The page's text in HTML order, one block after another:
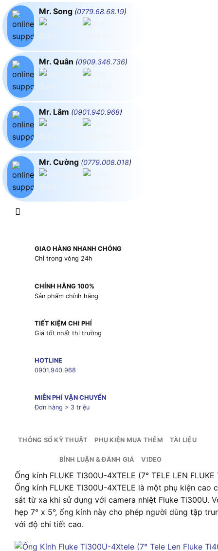
Mr. Song (0779.68.68.19)
Mr. Quân (0909.346.736)
Mr. Lâm (0901.940.968)
Mr. Cường (0779.008.018)
GIAO HÀNG NHANH CHÓNG
Chỉ trong vòng 24h
CHÍNH HÃNG 100%
Sản phẩm chính hãng
TIẾT KIỆM CHI PHÍ
Giá tốt nhất thị trường
HOTLINE
0901.940.968
MIỄN PHÍ VẬN CHUYỂN
Đơn hàng > 3 triệu
THÔNG SỐ KỸ THUẬT PHỤ KIỆN MUA THÊM TÀI LIỆU
BÌNH LUẬN & ĐÁNH GIÁ VIDEO
Ống kính FLUKE TI300U-4XTELE (7° TELE LEN
Ống kính FLUKE TI300U-4XTELE là một phụ kiện
sát từ xa khi sử dụng với camera nhiệt Fluke Ti300U.
hẹp 7° x 5°, ống kính này cho phép người dùng tập
với độ chi tiết cao.